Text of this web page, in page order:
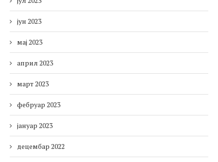
јун 2023
мај 2023
април 2023
март 2023
фебруар 2023
јануар 2023
децембар 2022